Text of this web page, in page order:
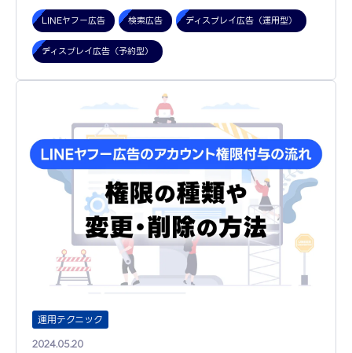
LINEヤフー広告 検索広告 ディスプレイ広告（運用型）
ディスプレイ広告（予約型）
運用テクニック
2024.05.20